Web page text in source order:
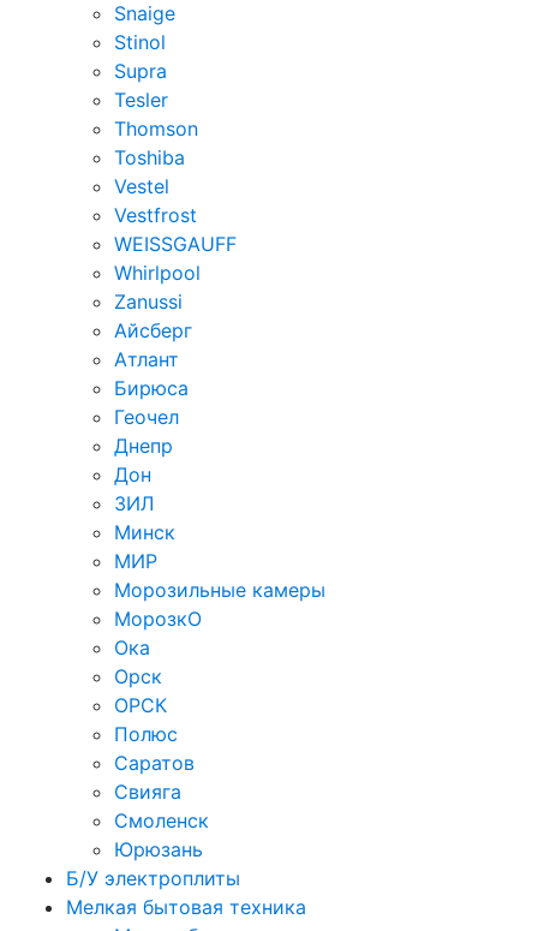
Snaige
Stinol
Supra
Tesler
Thomson
Toshiba
Vestel
Vestfrost
WEISSGAUFF
Whirlpool
Zanussi
Айсберг
Атлант
Бирюса
Геочел
Днепр
Дон
ЗИЛ
Минск
МИР
Морозильные камеры
МорозкО
Ока
Орск
ОРСК
Полюс
Саратов
Свияга
Смоленск
Юрюзань
Б/У электроплиты
Мелкая бытовая техника